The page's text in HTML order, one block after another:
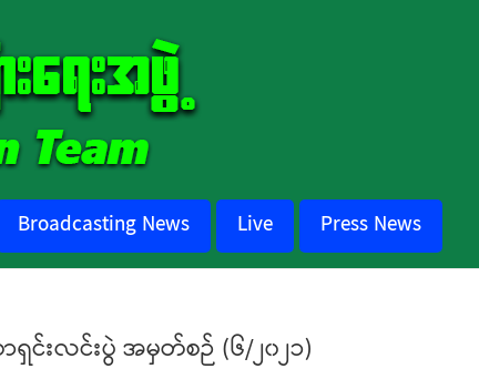
Broadcasting News Live Press News
င်းလင်းပွဲ အမှတ်စဉ် (၆/၂၀၂၁)